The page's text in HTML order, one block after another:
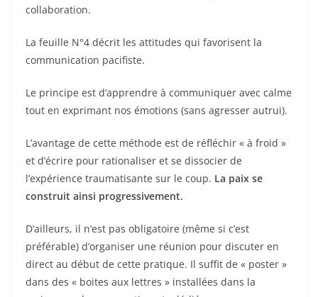
collaboration.
La feuille N°4 décrit les attitudes qui favorisent la
communication pacifiste.
Le principe est d’apprendre à communiquer avec calme
tout en exprimant nos émotions (sans agresser autrui).
L’avantage de cette méthode est de réfléchir « à froid »
et d’écrire pour rationaliser et se dissocier de
l’expérience traumatisante sur le coup. La paix se
construit ainsi progressivement.
D’ailleurs, il n’est pas obligatoire (même si c’est
préférable) d’organiser une réunion pour discuter en
direct au début de cette pratique. Il suffit de « poster »
dans des « boites aux lettres » installées dans la